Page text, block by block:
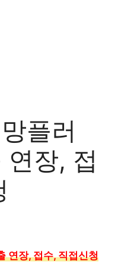
플러
장, 접
연장, 접수, 직접신청